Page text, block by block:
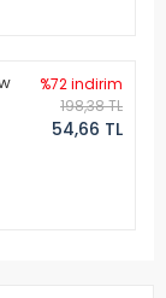
%72 indirim
198,38 TL
54,66 TL